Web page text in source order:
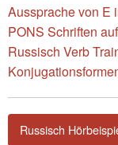
Aussprache von E
PONS Schriften
Russisch Verb
Russisch